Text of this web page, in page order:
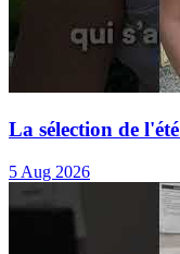
La sélection de
5 Aug 2026